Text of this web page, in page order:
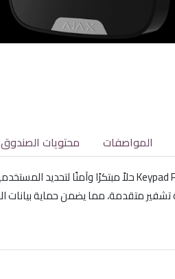
المواصفات محتويات الصندوق